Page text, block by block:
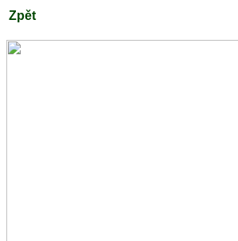
Zpět